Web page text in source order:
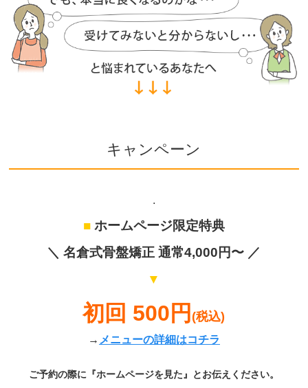
キャンペーン
.
■ホームページ限定特典
＼名倉式骨盤矯正 通常4,000円〜 ／
▼
初回 500円(税込)
→ メニューの詳細はコチラ
ご予約の際に『ホームページを見た』とお伝えください。